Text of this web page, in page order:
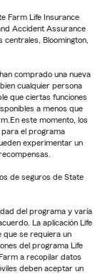
Farm Life Insurance
Accident Assurance
centrales, Bloomington,
comprado una nueva
cualquier persona
que ciertas funciones
a menos que
este momento, los
para el programa
experimentar un
de seguros de State
del programa y varía
La aplicación Life
que se requiera un
del programa Life
a recopilar datos
deben aceptar un